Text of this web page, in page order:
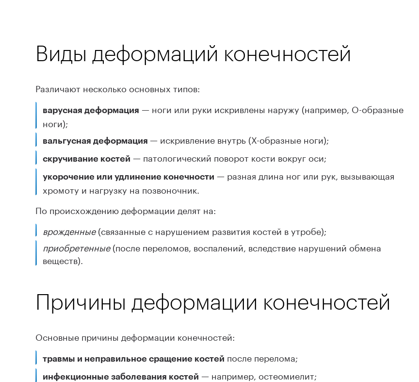
Виды деформаций конечностей
Различают несколько основных типов:
варусная деформация — ноги или руки искривлены наружу (например, О-образные
ноги);
вальгусная деформация — искривление внутрь (Х-образные ноги);
скручивание костей — патологический поворот кости вокруг оси;
укорочение или удлинение конечности — разная длина ног или рук, вызывающая
хромоту и нагрузку на позвоночник.
По происхождению деформации делят на:
врожденные(связанные с нарушением развития костей в утробе);
приобретенные(после переломов, воспалений, вследствие нарушений обмена
веществ).
Причины деформации конечностей
Основные причины деформации конечностей:
травмы и неправильное сращение костей после перелома;
инфекционные заболевания костей — например, остеомиелит;